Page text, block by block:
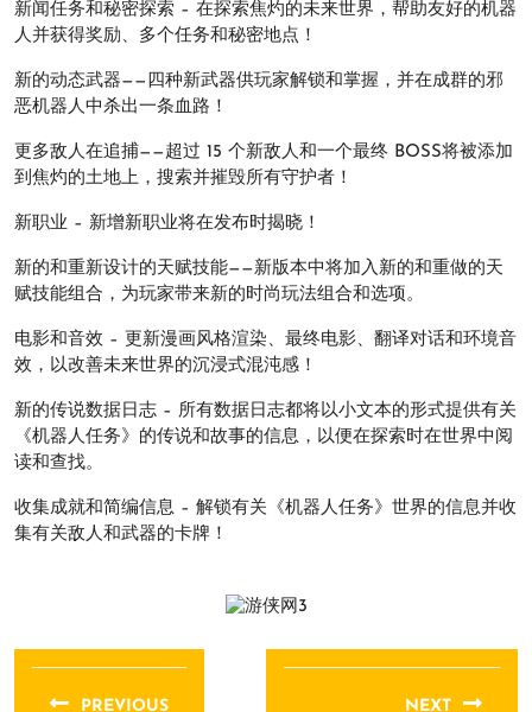
新闻任务和秘密探索 – 在探索焦灼的未来世界，帮助友好的机器
人并获得奖励、多个任务和秘密地点！
新的动态武器——四种新武器供玩家解锁和掌握，并在成群的邪
恶机器人中杀出一条血路！
更多敌人在追捕——超过 15 个新敌人和一个最终 BOSS将被添加
到焦灼的土地上，搜索并摧毁所有守护者！
新职业 – 新增新职业将在发布时揭晓！
新的和重新设计的天赋技能——新版本中将加入新的和重做的天
赋技能组合，为玩家带来新的时尚玩法组合和选项。
电影和音效 – 更新漫画风格渲染、最终电影、翻译对话和环境音
效，以改善未来世界的沉浸式混沌感！
新的传说数据日志 – 所有数据日志都将以小文本的形式提供有关
《机器人任务》的传说和故事的信息，以便在探索时在世界中阅
读和查找。
收集成就和简编信息 – 解锁有关《机器人任务》世界的信息并收
集有关敌人和武器的卡牌！
文
PREVIOUS NEXT